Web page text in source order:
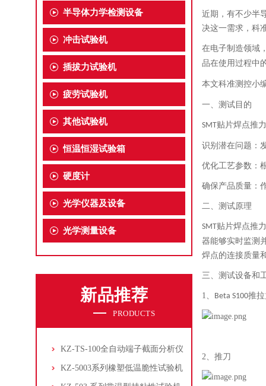
半导体力学检测设备
冲击试验机
插拔力试验机
疲劳试验机
其他试验机
恒温恒湿试验箱
硬度计
光学仪器及设备
光学测量设备
新品推荐
PRODUCTS
KZ-TS-100全自动端子截面分析仪
KZ-5003系列橡塑低温脆性试验机
近期，有不少半
决这一需求，科
在电子制造领域
品在使用过程中
本文科准测控小
一、测试目的
SMT贴片焊点推
识别潜在问题：
优化工艺参数：
确保产品质量：
二、测试原理
SMT贴片焊点推
器能够实时监测
焊点的连接质量
三、测试设备和
1、 Beta S100推
2、推刀